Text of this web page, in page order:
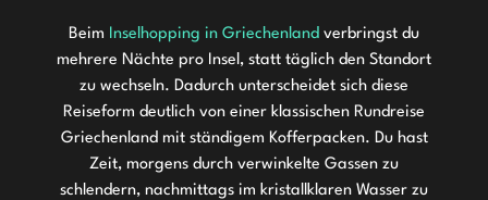
Beim Inselhopping in Griechenland verbringst du
mehrere Nächte pro Insel, statt täglich den Standort
zu wechseln. Dadurch unterscheidet sich diese
Reiseform deutlich von einer klassischen Rundreise
Griechenland mit ständigem Kofferpacken. Du hast
Zeit, morgens durch verwinkelte Gassen zu
schlendern, nachmittags im kristallklaren Wasser zu